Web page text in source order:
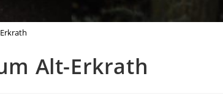
Alt-Erkrath